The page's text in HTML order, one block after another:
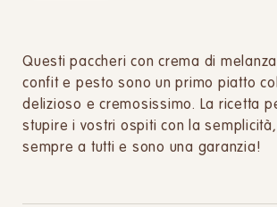
Questi paccheri con crema di
confit e pesto sono un primo piatto
delizioso e cremosissimo. La ricetta
stupire i vostri ospiti con la
sempre a tutti e sono una garanzia!